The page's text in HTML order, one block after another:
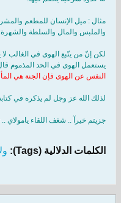
مثال : ميل الإنسان للمطعم
والملبس والمال والسلطة
لكن إنّ من يتّبع الهوى في الغالب
يستعمل الهوى في الحد المذموم
النفس عن الهوى فإن الجنة هي
لذلك الله عز وجل لم يذكره في
جزيتم خيرآ .. شغف اللقاء يامولاي ..
الكلمات الدلالية (Tags):